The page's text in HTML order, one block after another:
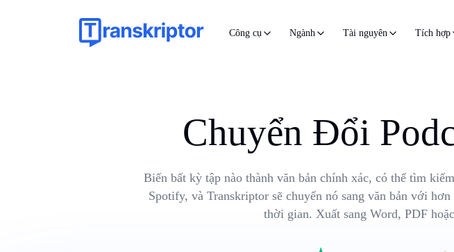
Công cụ Ngành Tài nguyên Tích hợp
Chuyển Đổi
Biến bất kỳ tập nào thành văn bản chính xác, có thể tìm
Spotify, và Transkriptor sẽ chuyển nó sang văn bản với
thời gian. Xuất sang Word, PDF